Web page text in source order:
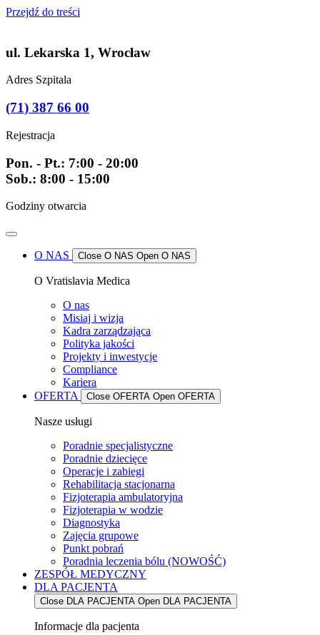
Przejdź do treści
ul. Lekarska 1, Wrocław
Adres Szpitala
(71) 387 66 00
Rejestracja
Pon. - Pt.: 7:00 - 20:00
Sob.: 8:00 - 15:00
Godziny otwarcia
O NAS Close O NAS Open O NAS
O Vratislavia Medica
O nas
Misiaj i wizja
Kadra zarządzająca
Polityka jakości
Projekty i inwestycje
Compliance
Kariera
OFERTA
Close OFERTA Open OFERTA
Nasze usługi
Poradnie specjalistyczne
Poradnie dziecięce
Operacje i zabiegi
Rehabilitacja stacjonarna
Fizjoterapia ambulatoryjna
Fizjoterapia w wodzie
Diagnostyka
Zajęcia grupowe
Punkt pobrań
Poradnia leczenia bólu (NOWOŚĆ)
ZESPÓŁ MEDYCZNY
DLA PACJENTA
Close DLA PACJENTA Open DLA PACJENTA
Informacje dla pacjenta